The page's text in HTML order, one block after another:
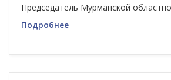
Председатель Мурманской
Подробнее